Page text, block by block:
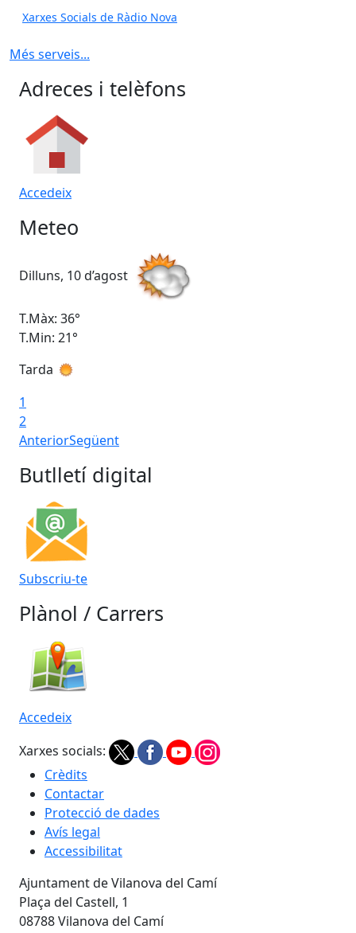
Xarxes Socials de Ràdio Nova
Més serveis...
Adreces i telèfons
Accedeix
Meteo
Dilluns, 10 d’agost
T.Màx: 36°
T.Min: 21°
Tarda
1
2
AnteriorSegüent
Butlletí digital
Subscriu-te
Plànol / Carrers
Accedeix
Xarxes socials:
Crèdits
Contactar
Protecció de dades
Avís legal
Accessibilitat
Ajuntament de Vilanova del Camí
Plaça del Castell, 1
08788 Vilanova del Camí